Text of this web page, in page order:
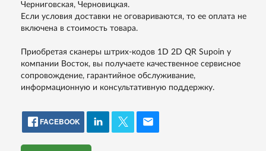
Черниговская, Черновицкая.
Если условия доставки не оговариваются, то ее оплата не
включена в стоимость товара.
Приобретая сканеры штрих-кодов 1D 2D QR Supoin у
компании Восток, вы получаете качественное сервисное
сопровождение, гарантийное обслуживание,
информационную и консультативную поддержку.
FACEBOOK